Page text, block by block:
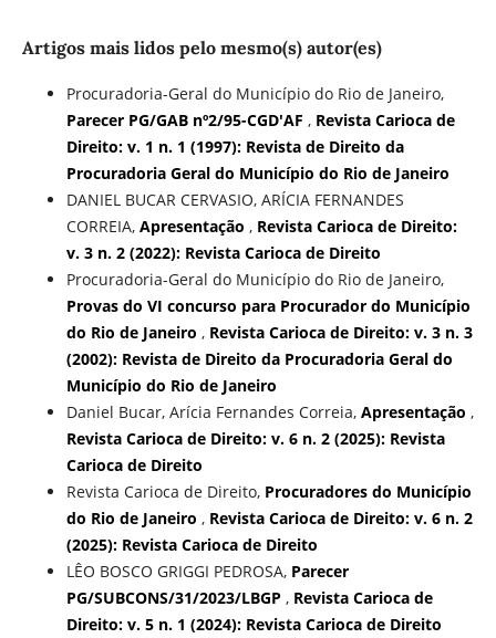
Artigos mais lidos pelo mesmo(s) autor(es)
Procuradoria-Geral do Município do Rio de Janeiro,
Parecer PG/GAB nº2/95-CGD'AF , Revista Carioca de
Direito: v. 1 n. 1 (1997): Revista de Direito da
Procuradoria Geral do Município do Rio de Janeiro
DANIEL BUCAR CERVASIO, ARÍCIA FERNANDES
CORREIA, Apresentação , Revista Carioca de Direito:
v. 3 n. 2 (2022): Revista Carioca de Direito
Procuradoria-Geral do Município do Rio de Janeiro,
Provas do VI concurso para Procurador do Município
do Rio de Janeiro , Revista Carioca de Direito: v. 3 n. 3
(2002): Revista de Direito da Procuradoria Geral do
Município do Rio de Janeiro
Daniel Bucar, Arícia Fernandes Correia, Apresentação ,
Revista Carioca de Direito: v. 6 n. 2 (2025): Revista
Carioca de Direito
Revista Carioca de Direito, Procuradores do Município
do Rio de Janeiro , Revista Carioca de Direito: v. 6 n. 2
(2025): Revista Carioca de Direito
LÊO BOSCO GRIGGI PEDROSA, Parecer
PG/SUBCONS/31/2023/LBGP , Revista Carioca de
Direito: v. 5 n. 1 (2024): Revista Carioca de Direito